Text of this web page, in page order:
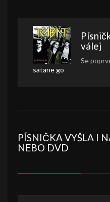
válej
Se
satane go
PÍSNIČKA VYŠLA I
NEBO DVD